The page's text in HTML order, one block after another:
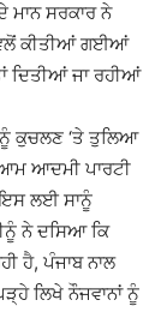
ਮਾਨ ਸਰਕਾਰ ਨੇ
ਵਲੋਂ ਕੀਤੀਆਂ ਗਈਆਂ
ਦਿਤੀਆਂ ਜਾ ਰਹੀਆਂ
ਕੁਚਲਣ ‘ਤੇ ਤੁਲਿਆ
ਆਦਮੀ ਪਾਰਟੀ
ਇਸ ਲਈ ਸਾਨੂੰ
ਨੇ ਦਸਿਆ ਕਿ
ਹੈ, ਪੰਜਾਬ ਨਾਲ
ਲਿਖੇ ਨੌਜਵਾਨਾਂ ਨੂੰ